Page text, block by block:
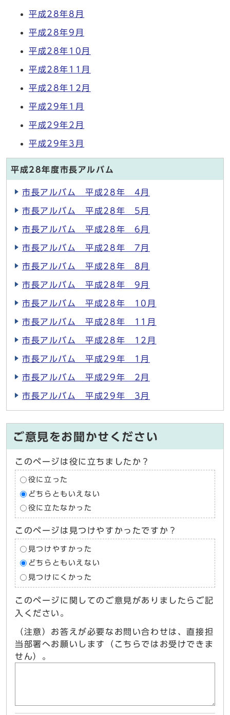
平成28年8月
平成28年9月
平成28年10月
平成28年11月
平成28年12月
平成29年1月
平成29年2月
平成29年3月
平成28年度市長アルバム
市長アルバム 平成28年 4月
市長アルバム 平成28年 5月
市長アルバム 平成28年 6月
市長アルバム 平成28年 7月
市長アルバム 平成28年 8月
市長アルバム 平成28年 9月
市長アルバム 平成28年 10月
市長アルバム 平成28年 11月
市長アルバム 平成28年 12月
市長アルバム 平成29年 1月
市長アルバム 平成29年 2月
市長アルバム 平成29年 3月
ご意見をお聞かせください
このページは役に立ちましたか？
役に立った
どちらともいえない
役に立たなかった
このページは見つけやすかったですか？
見つけやすかった
どちらともいえない
見つけにくかった
このページに関してのご意見がありましたらご記
入ください。
（注意）お答えが必要なお問い合わせは、直接担
当部署へお願いします（こちらではお受けできま
せん）。